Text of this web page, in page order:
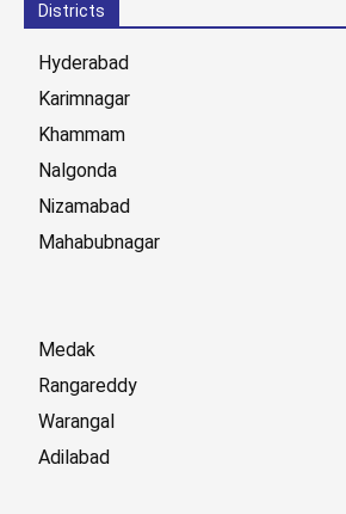
Districts
Hyderabad
Karimnagar
Khammam
Nalgonda
Nizamabad
Mahabubnagar
Medak
Rangareddy
Warangal
Adilabad